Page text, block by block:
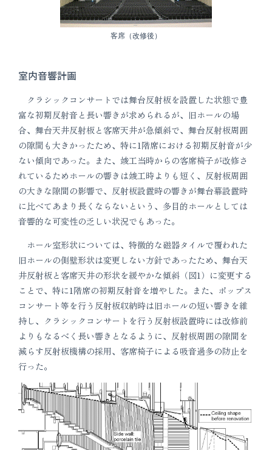
客席（改修後）
室内音響計画
クラシックコンサートでは舞台反射板を設置した状態で豊
富な初期反射音と長い響きが求められるが、旧ホールの場
合、舞台天井反射板と客席天井が急傾斜で、舞台反射板周囲
の隙間も大きかったため、特に1階席における初期反射音が少
ない傾向であった。また、竣工当時からの客席椅子が改修さ
れているためホールの響きは竣工時よりも短く、反射板周囲
の大きな隙間の影響で、反射板設置時の響きが舞台幕設置時
に比べてあまり長くならないという、多目的ホールとしては
音響的な可変性の乏しい状況でもあった。
ホール室形状については、特徴的な磁器タイルで覆われた
旧ホールの側壁形状は変更しない方針であったため、舞台天
井反射板と客席天井の形状を緩やかな傾斜（図1）に変更する
ことで、特に1階席の初期反射音を増やした。また、ポップス
コンサート等を行う反射板収納時は旧ホールの短い響きを維
持し、クラシックコンサートを行う反射板設置時には改修前
よりもなるべく長い響きとなるように、反射板周囲の隙間を
減らす反射板機構の採用、客席椅子による吸音過多の防止を
行った。